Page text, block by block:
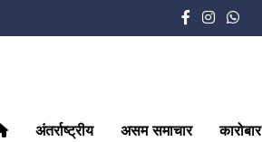
अंतर्राष्ट्रीय असम समाचार कारोबार